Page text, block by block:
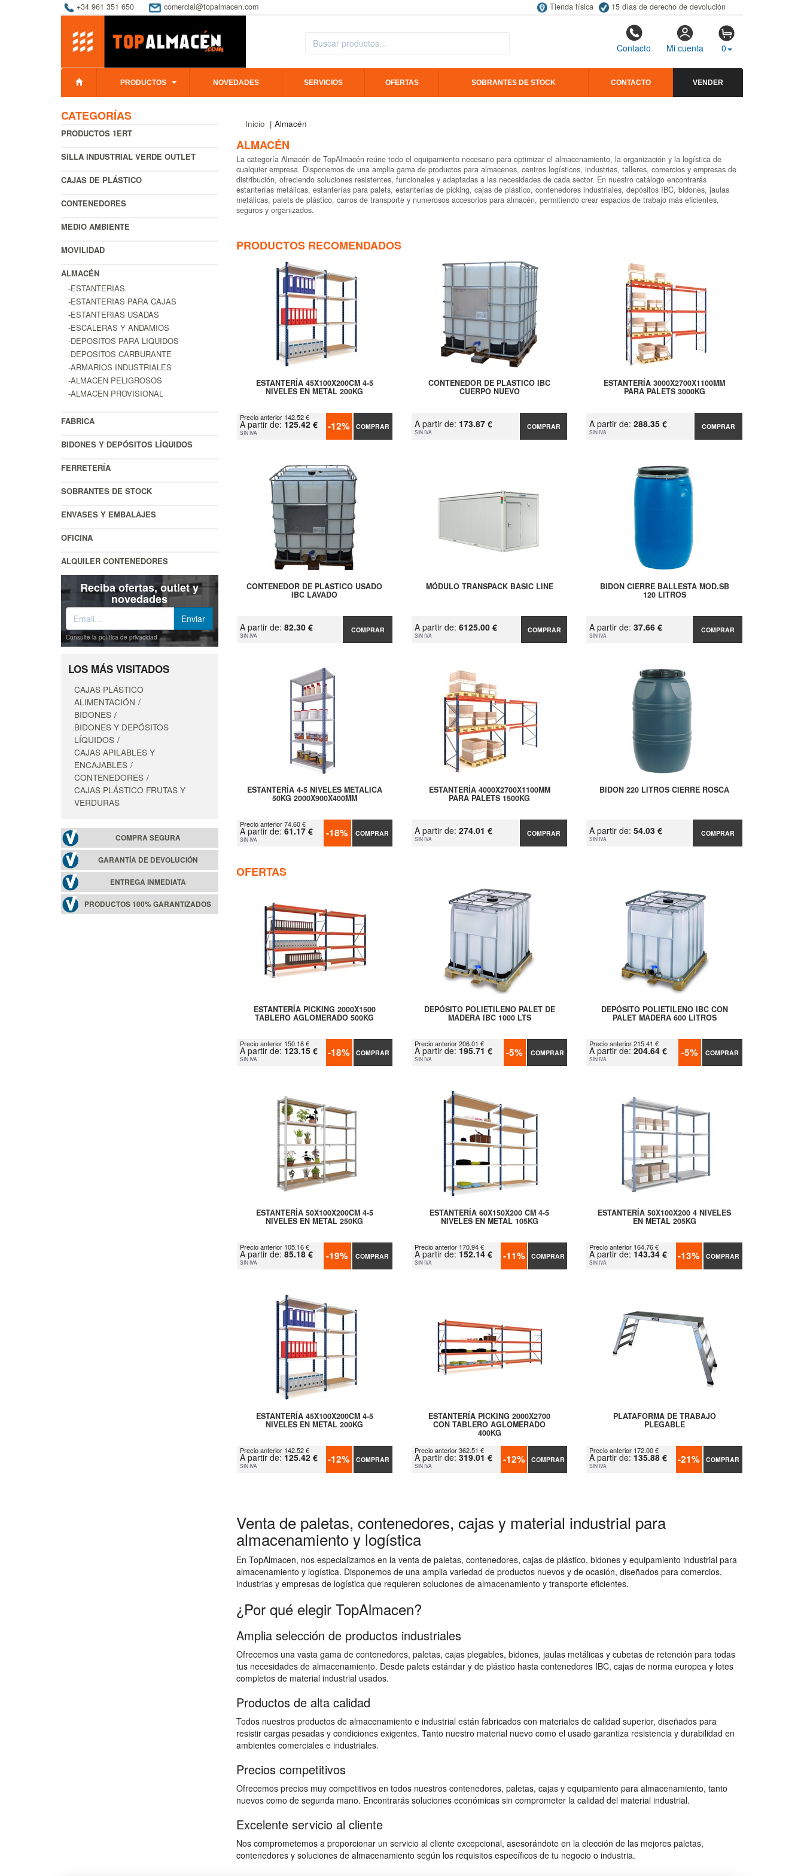
+34 961 351 650 comercial@topalmacen.com Tienda física 15 días de derecho de devolución
Contacto Mi cuenta 0
PRODUCTOS NOVEDADES SERVICIOS OFERTAS SOBRANTES DE STOCK CONTACTO VENDER
CATEGORÍAS
PRODUCTOS 1ERT
SILLA INDUSTRIAL VERDE OUTLET
CAJAS DE PLÁSTICO
CONTENEDORES
MEDIO AMBIENTE
MOVILIDAD
ALMACÉN
-ESTANTERIAS
-ESTANTERIAS PARA CAJAS
-ESTANTERIAS USADAS
-ESCALERAS Y ANDAMIOS
-DEPOSITOS PARA LIQUIDOS
-DEPOSITOS CARBURANTE
-ARMARIOS INDUSTRIALES
-ALMACEN PELIGROSOS
-ALMACEN PROVISIONAL
FABRICA
BIDONES Y DEPÓSITOS LÍQUIDOS
FERRETERÍA
SOBRANTES DE STOCK
ENVASES Y EMBALAJES
OFICINA
ALQUILER CONTENEDORES
Reciba ofertas, outlet y
novedades
Consulte la política de privacidad
LOS MÁS VISITADOS
CAJAS PLÁSTICO
ALIMENTACIÓN
BIDONES
BIDONES Y DEPÓSITOS
LÍQUIDOS
CAJAS APILABLES Y
ENCAJABLES
CONTENEDORES
CAJAS PLÁSTICO FRUTAS Y
VERDURAS
COMPRA SEGURA
GARANTÍA DE DEVOLUCIÓN
ENTREGA INMEDIATA
PRODUCTOS 100% GARANTIZADOS
Inicio | Almacén
ALMACÉN
La categoría Almacén de TopAlmacén reúne todo el equipamiento necesario para optimizar el almacenamiento, la organización y la logística de
cualquier empresa. Disponemos de una amplia gama de productos para almacenes, centros logísticos, industrias, talleres, comercios y empresas de
distribución, ofreciendo soluciones resistentes, funcionales y adaptadas a las necesidades de cada sector. En nuestro catálogo encontrarás
estanterías metálicas, estanterías para palets, estanterías de picking, cajas de plástico, contenedores industriales, depósitos IBC, bidones, jaulas
metálicas, palets de plástico, carros de transporte y numerosos accesorios para almacén, permitiendo crear espacios de trabajo más eficientes,
seguros y organizados.
PRODUCTOS RECOMENDADOS
ESTANTERÍA 45X100X200CM 4-5
NIVELES EN METAL 200KG
Precio anterior 142.52 €
A partir de: 125.42 €
SIN IVA -12% COMPRAR
CONTENEDOR DE PLASTICO IBC
CUERPO NUEVO
A partir de: 173.87 €
SIN IVA
COMPRAR
ESTANTERÍA 3000X2700X1100MM
PARA PALETS 3000KG
A partir de:288.35 €
SIN IVA
COMPRAR
CONTENEDOR DE PLASTICO USADO
IBC LAVADO
A partir de: 82.30 €
SIN IVA
COMPRAR
MÓDULO TRANSPACK BASIC LINE
A partir de: 6125.00 €
SIN IVA
COMPRAR
BIDON CIERRE BALLESTA MOD.SB
120 LITROS
A partir de:37.66 €
SIN IVA
COMPRAR
ESTANTERÍA 4-5 NIVELES METALICA
50KG 2000X900X400MM
Precio anterior 74.60 €
A partir de: 61.17 €
SIN IVA -18% COMPRAR
ESTANTERÍA 4000X2700X1100MM
PARA PALETS 1500KG
A partir de: 274.01 €
SIN IVA
COMPRAR
BIDON 220 LITROS CIERRE ROSCA
A partir de:54.03 €
SIN IVA
COMPRAR
OFERTAS
ESTANTERÍA PICKING 2000X1500
TABLERO AGLOMERADO 500KG
Precio anterior 150.18 €
A partir de: 123.15 €
SIN IVA -18% COMPRAR
DEPÓSITO POLIETILENO PALET DE
MADERA IBC 1000 LTS
Precio anterior 206.01 €
A partir de: 195.71 €
SIN IVA -5% COMPRAR
DEPÓSITO POLIETILENO IBC CON
PALET MADERA 600 LITROS
Precio anterior 215.41 €
A partir de:204.64 €
SIN IVA -5% COMPRAR
ESTANTERÍA 50X100X200CM 4-5
NIVELES EN METAL 250KG
Precio anterior 105.16 €
A partir de: 85.18 €
SIN IVA -19% COMPRAR
ESTANTERÍA 60X150X200 CM 4-5
NIVELES EN METAL 105KG
Precio anterior 170.94 €
A partir de: 152.14 €
SIN IVA -11% COMPRAR
ESTANTERÍA 50X100X200 4 NIVELES
EN METAL 205KG
Precio anterior 164.76 €
A partir de: 143.34 €
SIN IVA -13% COMPRAR
ESTANTERÍA 45X100X200CM 4-5
NIVELES EN METAL 200KG
Precio anterior 142.52 €
A partir de: 125.42 €
SIN IVA -12% COMPRAR
ESTANTERÍA PICKING 2000X2700
CON TABLERO AGLOMERADO
400KG
Precio anterior 362.51 €
A partir de: 319.01 €
SIN IVA -12% COMPRAR
PLATAFORMA DE TRABAJO
PLEGABLE
Precio anterior 172.00 €
A partir de: 135.88 €
SIN IVA -21% COMPRAR
Venta de paletas, contenedores, cajas y material industrial para
almacenamiento y logística
En TopAlmacen, nos especializamos en la venta de paletas, contenedores, cajas de plástico, bidones y equipamiento industrial para
almacenamiento y logística. Disponemos de una amplia variedad de productos nuevos y de ocasión, diseñados para comercios,
industrias y empresas de logística que requieren soluciones de almacenamiento y transporte eficientes.
¿Por qué elegir TopAlmacen?
Amplia selección de productos industriales
Ofrecemos una vasta gama de contenedores, paletas, cajas plegables, bidones, jaulas metálicas y cubetas de retención para todas
tus necesidades de almacenamiento. Desde palets estándar y de plástico hasta contenedores IBC, cajas de norma europea y lotes
completos de material industrial usados.
Productos de alta calidad
Todos nuestros productos de almacenamiento e industrial están fabricados con materiales de calidad superior, diseñados para
resistir cargas pesadas y condiciones exigentes. Tanto nuestro material nuevo como el usado garantiza resistencia y durabilidad en
ambientes comerciales e industriales.
Precios competitivos
Ofrecemos precios muy competitivos en todos nuestros contenedores, paletas, cajas y equipamiento para almacenamiento, tanto
nuevos como de segunda mano. Encontrarás soluciones económicas sin comprometer la calidad del material industrial.
Excelente servicio al cliente
Nos comprometemos a proporcionar un servicio al cliente excepcional, asesorándote en la elección de las mejores paletas,
contenedores y soluciones de almacenamiento según los requisitos específicos de tu negocio o industria.